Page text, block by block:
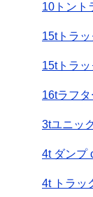
10トント
15tトラッ
15tトラ
16tラフ
3tユニッ
4t ダンプ
4t トラッ